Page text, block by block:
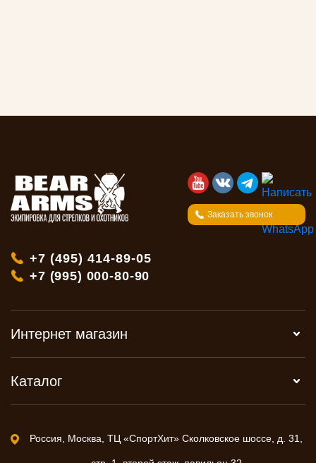
Заказать звонок
+7 (495) 414-89-05
+7 (995) 000-80-90
Интернет магазин
Каталог
Россия, Москва, ТЦ «СпортХит» Сколковское шоссе, д. 31,